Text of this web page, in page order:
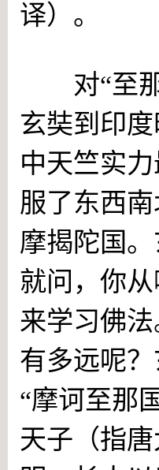
译）。
对“至那”
玄奘到印
中天竺实
服了东西
摩揭陀国
就问，你
来学习佛
有多远呢
“摩诃至那
天子（指